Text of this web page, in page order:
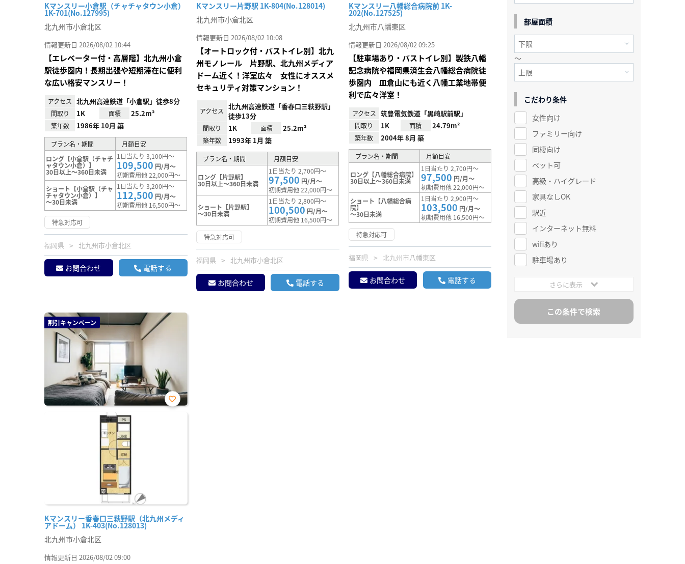
Kマンスリー小倉駅（チャチャタウン小倉）
1K-701(No.127995)
北九州市小倉北区
情報更新日 2026/08/02 10:44
【エレベーター付・高層階】北九州小倉
駅徒歩圏内！長期出張や短期滞在に便利
な広い格安マンスリー！
アクセス 北九州高速鉄道「小倉駅」徒歩8分
間取り 1K 面積 25.2m²
築年数 1986年 10月 築
プラン名・期間
月額目安
ロング【小倉駅（チャチ
ャタウン小倉）】
30日以上～360日未満
1日当たり 3,100円～
109,500 円/月～
初期費用他 22,000円～
ショート【小倉駅（チャ
チャタウン小倉）】
～30日未満
1日当たり 3,200円～
112,500 円/月～
初期費用他 16,500円～
特急対応可
福岡県 北九州市小倉北区
お問合わせ 電話する
Kマンスリー片野駅 1K-804(No.128014)
北九州市小倉北区
情報更新日 2026/08/02 10:08
【オートロック付・バストイレ別】北九
州モノレール 片野駅、北九州メディア
ドーム近く！洋室広々 女性にオススメ
セキュリティ対策マンション！
アクセス
北九州高速鉄道「香春口三萩野駅」
徒歩13分
間取り 1K 面積 25.2m²
築年数 1993年 1月 築
プラン名・期間 月額目安
ロング【片野駅】
30日以上～360日未満
1日当たり 2,700円～
97,500 円/月～
初期費用他 22,000円～
ショート【片野駅】
～30日未満
1日当たり 2,800円～
100,500 円/月～
初期費用他 16,500円～
特急対応可
福岡県 北九州市小倉北区
お問合わせ 電話する
Kマンスリー八幡総合病院前 1K-
202(No.127525)
北九州市八幡東区
情報更新日 2026/08/02 09:25
【駐車場あり・バストイレ別】製鉄八幡
記念病院や福岡県済生会八幡総合病院徒
歩圏内 皿倉山にも近く八幡工業地帯便
利で広々洋室！
アクセス 筑豊電気鉄道「黒崎駅前駅」
間取り 1K 面積 24.79m²
築年数 2004年 8月 築
プラン名・期間 月額目安
ロング【八幡総合病院】
30日以上～360日未満
1日当たり 2,700円～
97,500 円/月～
初期費用他 22,000円～
ショート【八幡総合病
院】
～30日未満
1日当たり 2,900円～
103,500 円/月～
初期費用他 16,500円～
特急対応可
福岡県 北九州市八幡東区
お問合わせ 電話する
割引キャンペーン
Kマンスリー香春口三萩野駅（北九州メディ
アドーム） 1K-403(No.128013)
お気
北九州市小倉北区
情報更新日 2026/08/02 09:00
部屋面積
～
こだわり条件
女性向け
ファミリー向け
同棲向け
ペット可
高級・ハイグレード
家具なしOK
駅近
インターネット無料
wifiあり
駐車場あり
さらに表示